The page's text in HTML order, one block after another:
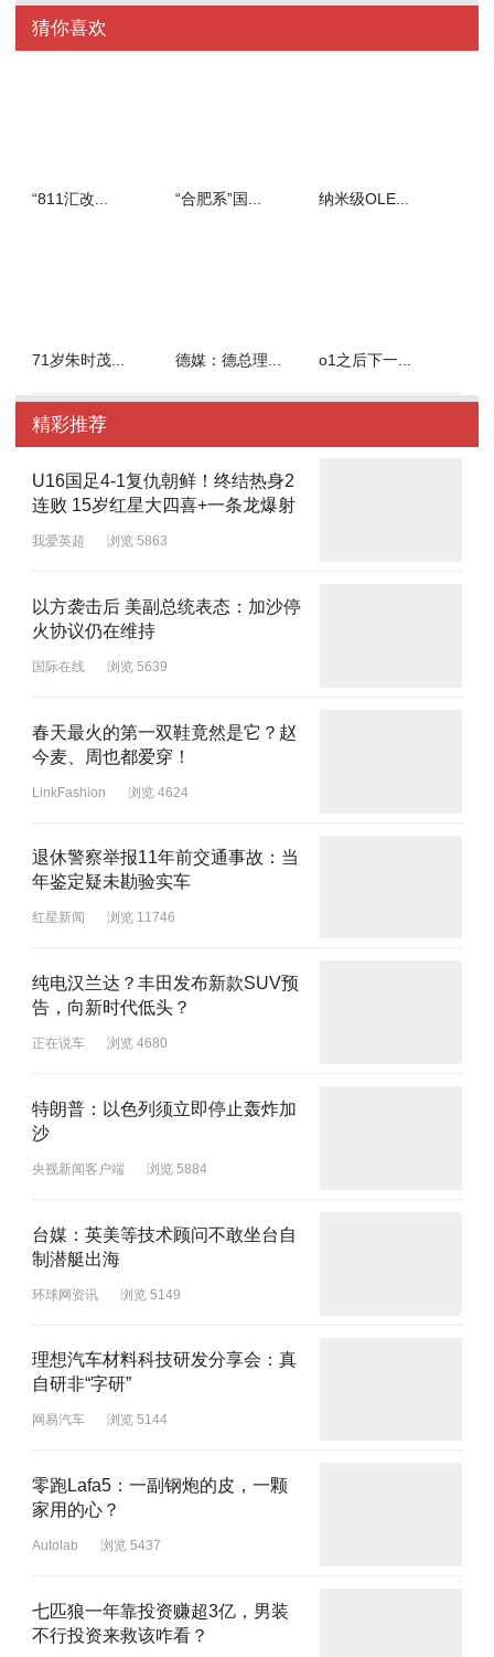
00后中国球员吴宜泽夺冠
相比十多年前，丁俊晖在斯诺克领域的单点突破，中国近几年开始稳
阅读全文
猜你喜欢
“811汇改... “合肥系”国... 纳米级OLE...
71岁朱时茂... 德媒：德总理... o1之后下一...
精彩推荐
U16国足4-1复仇朝鲜！终结热身2
连败 15岁红星大四喜+一条龙爆射
我爱英超 浏览 5863
以方袭击后 美副总统表态：加沙停
火协议仍在维持
国际在线 浏览 5639
春天最火的第一双鞋竟然是它？赵
今麦、周也都爱穿！
LinkFashion 浏览 4624
退休警察举报11年前交通事故：当
年鉴定疑未勘验实车
红星新闻 浏览 11746
纯电汉兰达？丰田发布新款SUV预
告，向新时代低头？
正在说车 浏览 4680
特朗普：以色列须立即停止轰炸加
沙
央视新闻客户端 浏览 5884
台媒：英美等技术顾问不敢坐台自
制潜艇出海
环球网资讯 浏览 5149
理想汽车材料科技研发分享会：真
自研非“字研”
网易汽车 浏览 5144
零跑Lafa5：一副钢炮的皮，一颗
家用的心？
Autolab 浏览 5437
七匹狼一年靠投资赚超3亿，男装
不行投资来救该咋看？